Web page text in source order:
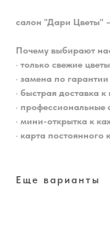
салон "Дари Цветы"
Почему выбирают
• только свежие
• замена по
• быстрая доставка
• профессиональные
• мини-открытка к
• карта постоянного
Еще варианты